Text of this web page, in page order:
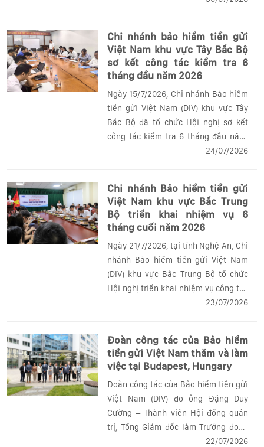
Chi nhánh bảo hiểm tiền gửi
Việt Nam khu vực Tây Bắc Bộ
sơ kết công tác kiểm tra 6
tháng đầu năm 2026
Ngày 15/7/2026, Chi nhánh Bảo hiểm
tiền gửi Việt Nam (DIV) khu vực Tây
Bắc Bộ đã tổ chức Hội nghị sơ kết
công tác kiểm tra 6 tháng đầu năm,
triển khai phương hướng công tác 6
đạo các phòng và toàn thể cán bộ
phòng Kiểm tra.
24/07/2026
Chi nhánh Bảo hiểm tiền gửi
Việt Nam khu vực Bắc Trung
Bộ triển khai nhiệm vụ 6
tháng cuối năm 2026
Ngày 21/7/2026, tại tỉnh Nghệ An, Chi
nhánh Bảo hiểm tiền gửi Việt Nam
(DIV) khu vực Bắc Trung Bộ tổ chức
Hội nghị triển khai nhiệm vụ công tác
Đảng, chuyên môn và công đoàn 6
23/07/2026
Đoàn công tác của Bảo hiểm
tiền gửi Việt Nam thăm và làm
việc tại Budapest, Hungary
Đoàn công tác của Bảo hiểm tiền gửi
Việt Nam (DIV) do ông Đặng Duy
Cường – Thành viên Hội đồng quản
trị, Tổng Giám đốc làm Trưởng đoàn
đã có chuyến thăm và làm việc tại
22/07/2026